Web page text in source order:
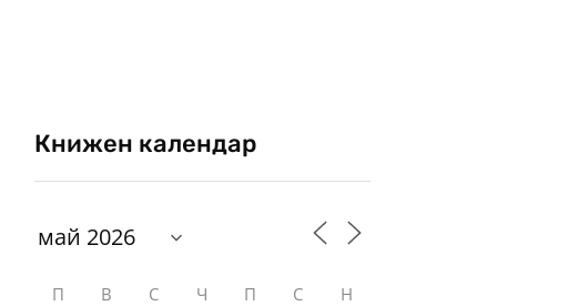
Книжен календар
П В С Ч П С Н